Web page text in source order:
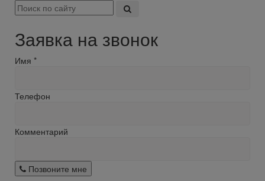
Заявка на звонок
Имя *
Телефон
Комментарий
Позвоните мне